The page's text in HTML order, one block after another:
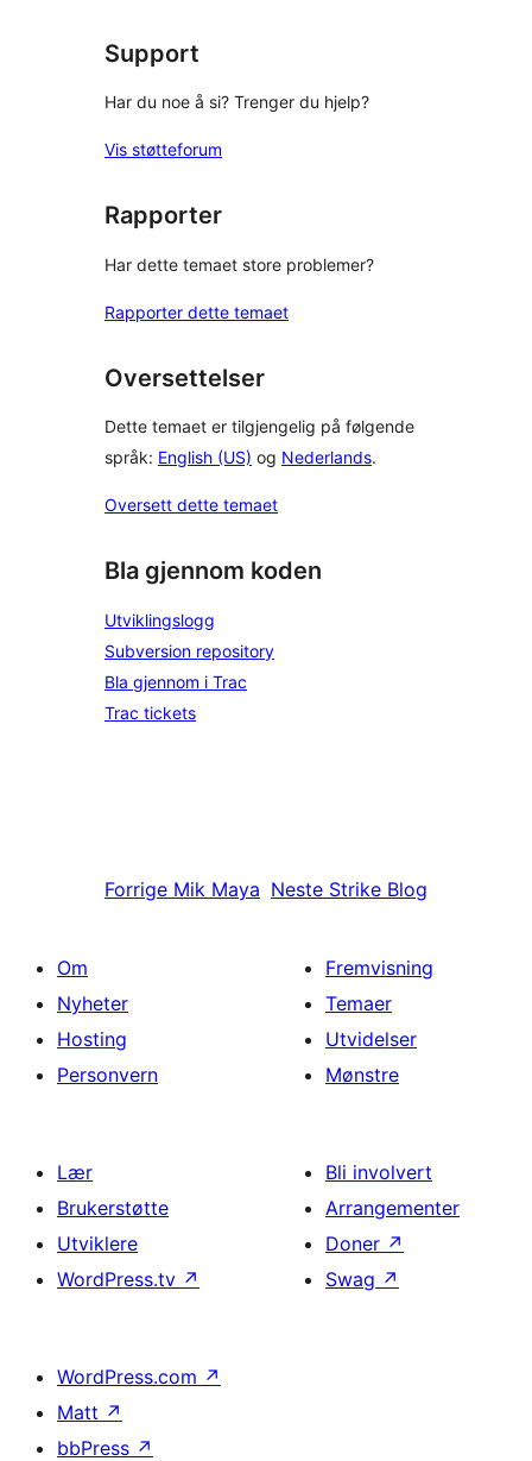
Support
Har du noe å si? Trenger du hjelp?
Vis støtteforum
Rapporter
Har dette temaet store problemer?
Rapporter dette temaet
Oversettelser
Dette temaet er tilgjengelig på følgende
språk: English (US) og Nederlands.
Oversett dette temaet
Bla gjennom koden
Utviklingslogg
Subversion repository
Bla gjennom i Trac
Trac tickets
Forrige Mik Maya Neste Strike Blog
Om
Nyheter
Hosting
Personvern
Fremvisning
Temaer
Utvidelser
Mønstre
Lær
Brukerstøtte
Utviklere
WordPress.tv ↗
Bli involvert
Arrangementer
Doner ↗
Swag ↗
WordPress.com ↗
Matt ↗
bbPress ↗